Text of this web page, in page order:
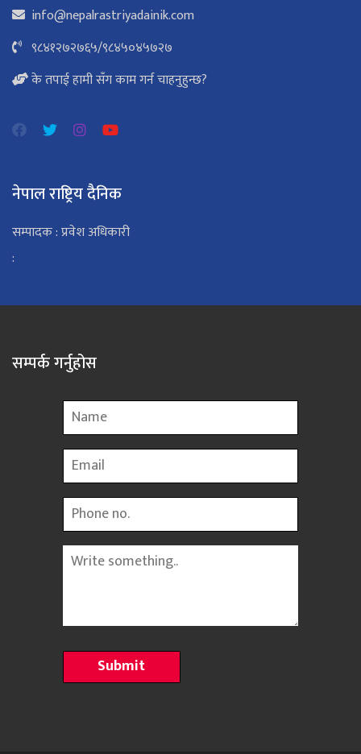
info@nepalrastriyadainik.com
९८४१२७२७६५/९८४५०४५७२७
के तपाई हामी सँग काम गर्न चाहनुहुन्छ?
नेपाल राष्ट्रिय दैनिक
सम्पादक : प्रवेश अधिकारी
:
सम्पर्क गर्नुहोस
Name
Email
Phone
Message